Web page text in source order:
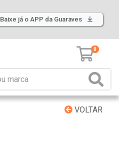
Baixe já o APP da Guaraves
0
VOLTAR